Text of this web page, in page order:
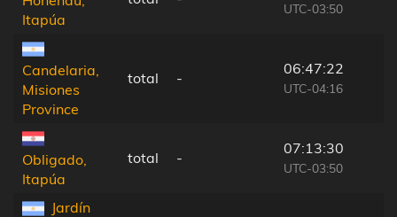
Itapúa
UTC-03:50
Candelaria,
Misiones
Province
total -
06:47:22
UTC-04:16
Obligado,
Itapúa
total -
07:13:30
UTC-03:50
Jardín